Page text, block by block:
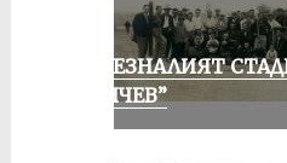
ИЗЧЕЗНАЛИЯТ
КЪНЧЕВ”